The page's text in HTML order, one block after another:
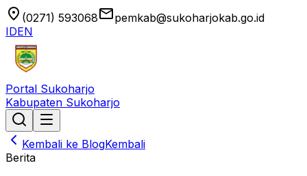
location_on (0271) 593068emailpemkab@sukoharjokab.go.id
IDEN
Portal Sukoharjo
Kabupaten Sukoharjo
Kembali ke BlogKembali
Berita